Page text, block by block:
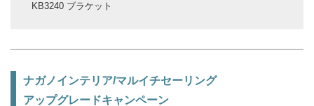
KB3240 ブラケット
ナガノインテリア/マルイチセーリング
アップグレードキャンペーン